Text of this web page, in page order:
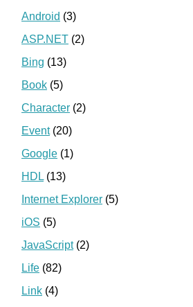
Android (3)
ASP.NET (2)
Bing (13)
Book (5)
Character (2)
Event(20)
Google (1)
HDL (13)
Internet Explorer (5)
iOS (5)
JavaScript(2)
Life (82)
Link (4)